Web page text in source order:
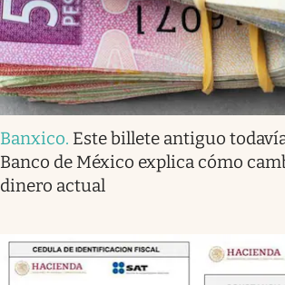
Banxico. Este billete antiguo
Banco de México explica cómo
dinero actual